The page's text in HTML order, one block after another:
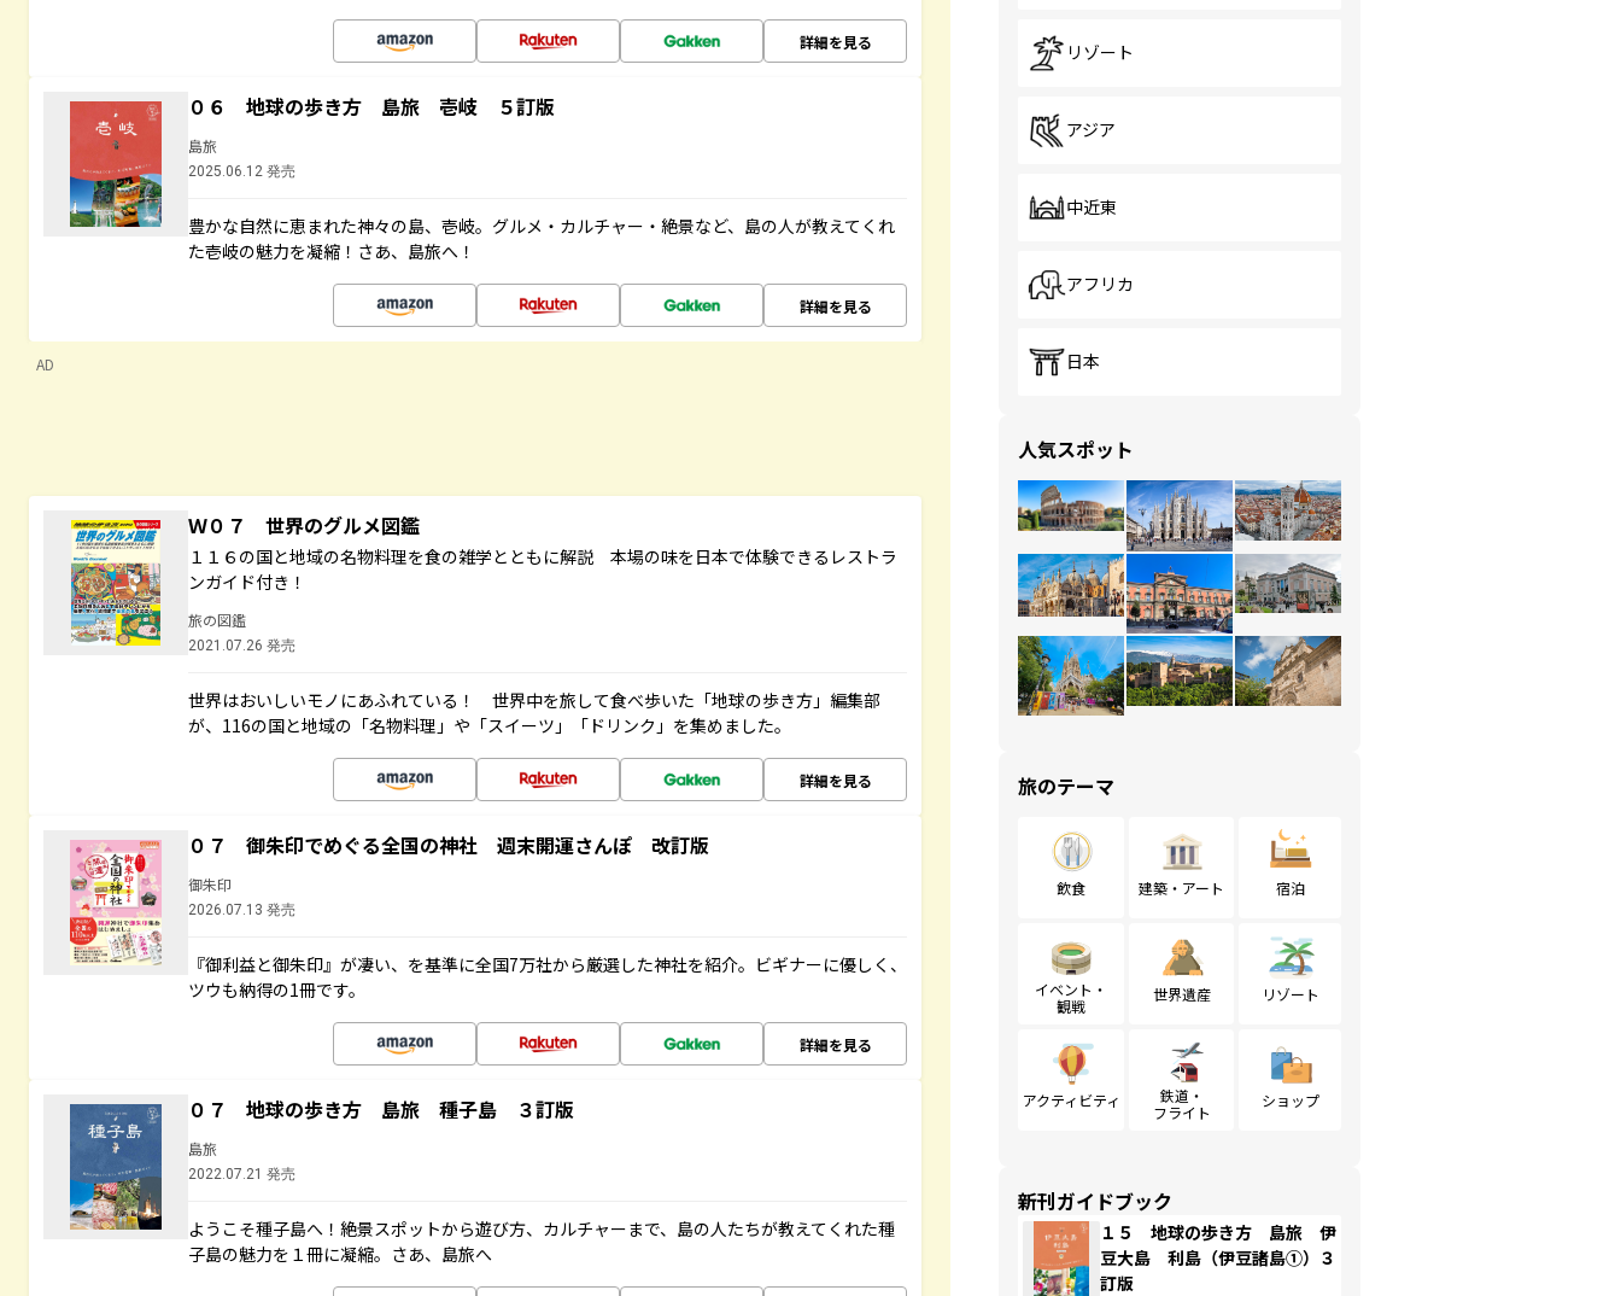
詳細を見る
０６ 地球の歩き方 島旅 壱岐 ５訂版
島旅
2025.06.12 発売
豊かな自然に恵まれた神々の島、壱岐。グルメ・カルチャー・絶景など、島の人が教えてくれ
た壱岐の魅力を凝縮！さあ、島旅へ！
詳細を見る
AD
Ｗ０７ 世界のグルメ図鑑
１１６の国と地域の名物料理を食の雑学とともに解説 本場の味を日本で体験できるレストラ
ンガイド付き！
旅の図鑑
2021.07.26 発売
世界はおいしいモノにあふれている！ 世界中を旅して食べ歩いた「地球の歩き方」編集部
が、116の国と地域の「名物料理」や「スイーツ」「ドリンク」を集めました。
詳細を見る
０７ 御朱印でめぐる全国の神社 週末開運さんぽ 改訂版
御朱印
2026.07.13 発売
『御利益と御朱印』が凄い、を基準に全国7万社から厳選した神社を紹介。ビギナーに優しく、
ツウも納得の1冊です。
詳細を見る
０７ 地球の歩き方 島旅 種子島 ３訂版
島旅
2022.07.21 発売
ようこそ種子島へ！絶景スポットから遊び方、カルチャーまで、島の人たちが教えてくれた種
子島の魅力を１冊に凝縮。さあ、島旅へ
リゾート
アジア
中近東
アフリカ
日本
人気スポット
旅のテーマ
飲食 建築・アート 宿泊
イベント・
観戦
世界遺産 リゾート
アクティビティ
鉄道・
フライト
ショップ
新刊ガイドブック
１５ 地球の歩き方 島旅 伊
豆大島 利島（伊豆諸島①）３
訂版